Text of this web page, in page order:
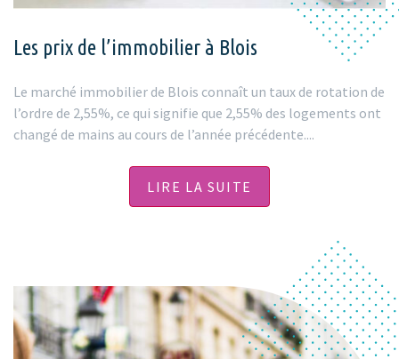
Les prix de l’immobilier à Blois
Le marché immobilier de Blois connaît un taux de rotation de
l’ordre de 2,55%, ce qui signifie que 2,55% des logements ont
changé de mains au cours de l’année précédente....
LIRE LA SUITE